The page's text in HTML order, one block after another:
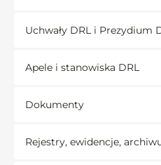
Uchwały DRL i Prezydium
Apele i stanowiska DRL
Dokumenty
Rejestry, ewidencje,